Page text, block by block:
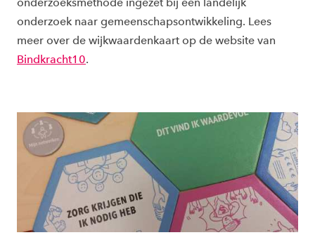
onderzoek naar gemeenschapsontwikkeling. Lees
meer over de wijkwaardenkaart op de website van
Bindkracht10.